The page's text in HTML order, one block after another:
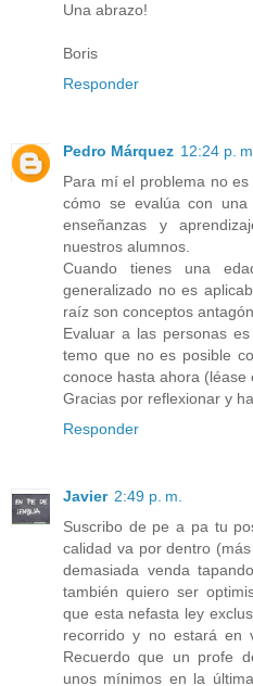
Una abrazo!
Boris
Responder
Pedro Márquez 12:24 p. m.
Para mí el problema no
cómo se evalúa con
enseñanzas y
nuestros alumnos.
Cuando tienes una
generalizado no es
raíz son conceptos
Evaluar a las personas
temo que no es posible
conoce hasta ahora (léase
Gracias por reflexionar y
Responder
Javier 2:49 p. m.
Suscribo de pe a pa tu
calidad va por dentro
demasiada venda
también quiero ser
que esta nefasta ley
recorrido y no estará en
Recuerdo que un profe
unos mínimos en la